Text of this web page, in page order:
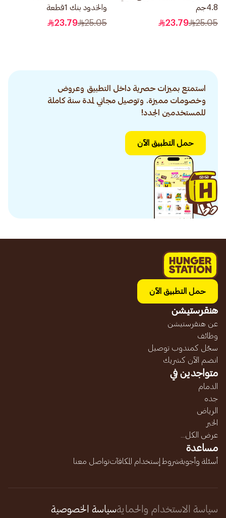
4.8جم
25.05
23.79
والخدود بنك 1قطعة
25.05
23.79
استمتع بميزات حصرية داخل التطبيق وعروض
وخصومات مميزة. وتوصيل مجاني لمدة سنة كاملة
للمستخدمين الجدد!
حمل التطبيق الآن
حمل التطبيق الآن
هنقرستيشن
عن هنقرستيشن
وظائف
سجّل كمندوب توصيل
انضم الآن كشريك
متواجدين في
الدمام
جده
الرياض
الخبر
عرض الكل...
مساعدة
أسئلة وأجوبةشروط إستخدام المكافآتتواصل معنا
سياسة الاستخدام والحمايةسياسة الخصوصية